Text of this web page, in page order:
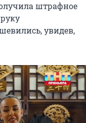
штрафное
увидев,